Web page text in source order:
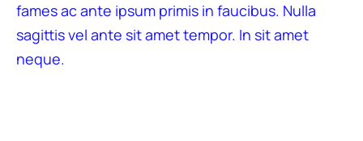
fames ac ante ipsum primis in faucibus. Nulla
sagittis vel ante sit amet tempor. In sit amet
neque.